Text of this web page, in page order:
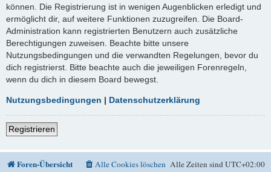
können. Die Registrierung ist in wenigen Augenblicken erledigt und
ermöglicht dir, auf weitere Funktionen zuzugreifen. Die Board-
Administration kann registrierten Benutzern auch zusätzliche
Berechtigungen zuweisen. Beachte bitte unsere
Nutzungsbedingungen und die verwandten Regelungen, bevor du
dich registrierst. Bitte beachte auch die jeweiligen Forenregeln,
wenn du dich in diesem Board bewegst.
Nutzungsbedingungen | Datenschutzerklärung
Registrieren
Foren-Übersicht Alle Zeiten sindUTC+02:00
Alle Cookies löschen